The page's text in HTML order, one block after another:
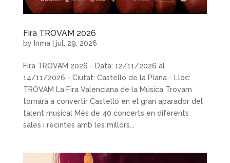
Fira TROVAM 2026
by Inma| jul. 29, 2026
Fira TROVAM 2026 - Data: 12/11/2026 al
14/11/2026 - Ciutat: Castelló de la Plana - Lloc:
TROVAM La Fira Valenciana de la Música Trovam
tornarà a convertir Castelló en el gran aparador del
talent musical Més de 40 concerts en diferents
sales i recintes amb les millors...